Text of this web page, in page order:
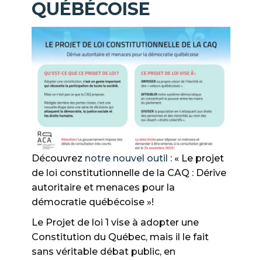
QUÉBÉCOISE
Découvrez notre nouvel outil : « Le projet
de loi constitutionnelle de la CAQ : Dérive
autoritaire et menaces pour la
démocratie québécoise »!
Le Projet de loi 1 vise à adopter une
Constitution du Québec, mais il le fait
sans véritable débat public, en